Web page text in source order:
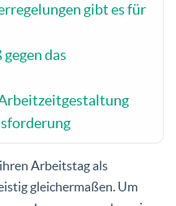
gibt es für
das
Arbeitstag als
gleichermaßen. Um